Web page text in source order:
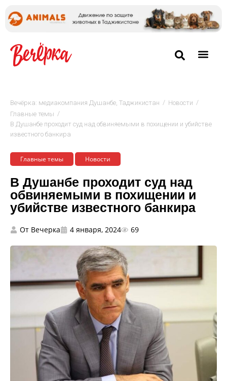
Вечёрка: медиакомпания Душанбе, Таджикистан / Новости /
Главные темы /
В Душанбе проходит суд над обвиняемыми в похищении и убийстве
известного банкира
Главные темы Новости
В Душанбе проходит суд над
обвиняемыми в похищении и
убийстве известного банкира
От Вечерка 4 января, 2024 69